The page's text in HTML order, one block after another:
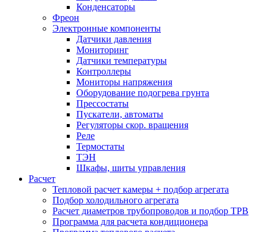
Конденсаторы
Фреон
Электронные компоненты
Датчики давления
Мониторинг
Датчики температуры
Контроллеры
Мониторы напряжения
Оборудование подогрева грунта
Прессостаты
Пускатели, автоматы
Регуляторы скор. вращения
Реле
Термостаты
ТЭН
Шкафы, шиты управления
Расчет
Тепловой расчет камеры + подбор агрегата
Подбор холодильного агрегата
Расчет диаметров трубопроводов и подбор ТРВ
Программа для расчета кондиционера